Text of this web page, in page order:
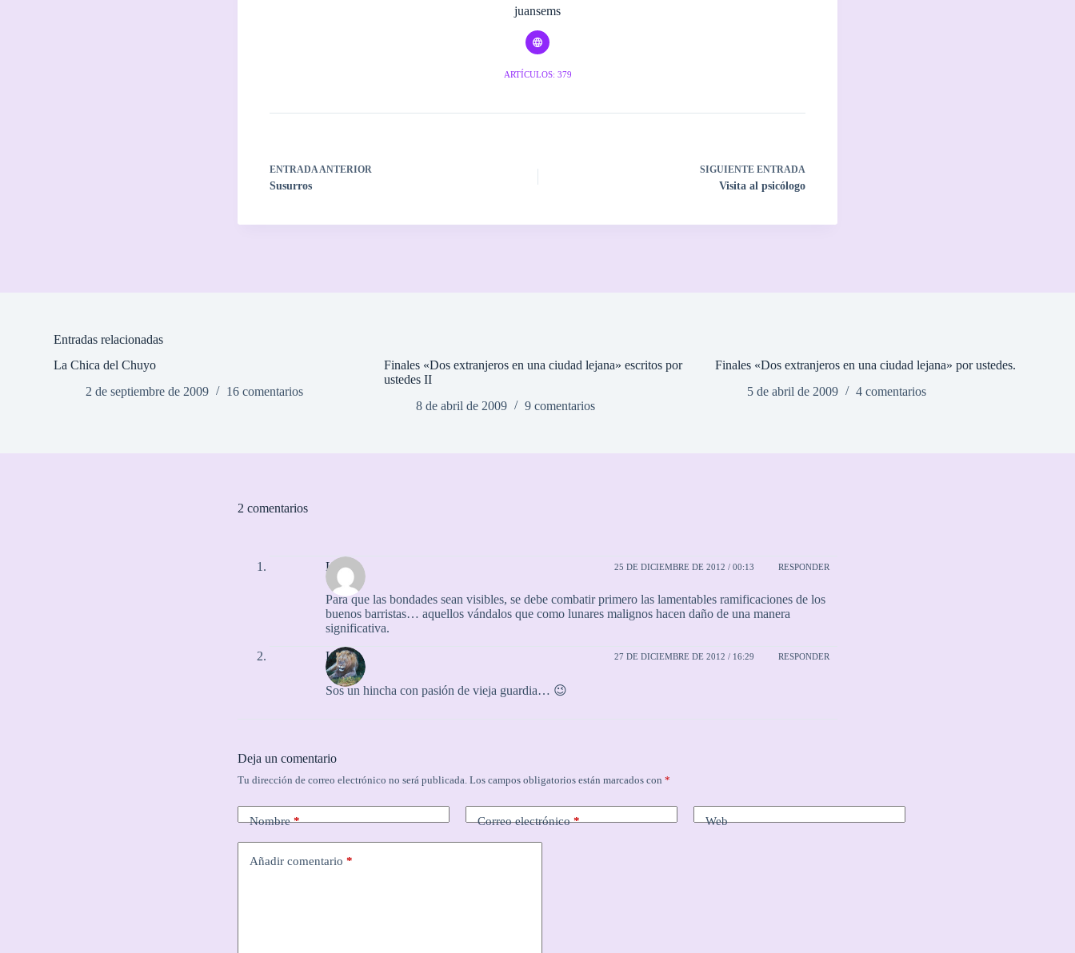
juansems
ARTÍCULOS: 379
ENTRADA ANTERIOR
Susurros
SIGUIENTE ENTRADA
Visita al psicólogo
Entradas relacionadas
La Chica del Chuyo
2 de septiembre de 2009
16 comentarios
Finales «Dos extranjeros en una ciudad lejana» escritos por
ustedes II
8 de abril de 2009
9 comentarios
Finales «Dos extranjeros en una ciudad lejana» por ustedes.
5 de abril de 2009
4 comentarios
2 comentarios
Lion 25 DE DICIEMBRE DE 2012 / 00:13 RESPONDER
Para que las bondades sean visibles, se debe combatir primero las lamentables ramificaciones de los
buenos barristas… aquellos vándalos que como lunares malignos hacen daño de una manera
significativa.
Lion 27 DE DICIEMBRE DE 2012 / 16:29 RESPONDER
Sos un hincha con pasión de vieja guardia… 😉
Deja un comentario
Tu dirección de correo electrónico no será publicada. Los campos obligatorios están marcados con *
Nombre* Correo electrónico* Web
Añadir comentario *